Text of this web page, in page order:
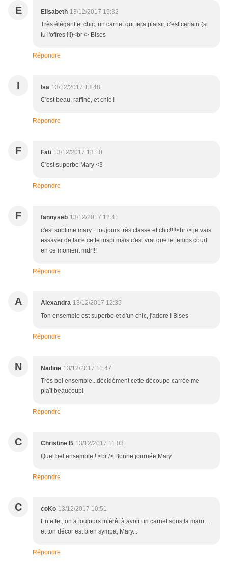
E Elisabeth 13/12/2017 15:32
Très élégant et chic, un carnet qui fera plaisir, c'est certain (si
tu l'offres !!!)<br /> Bises
Répondre
I Isa 13/12/2017 13:48
C'est beau, raffiné, et chic !
Répondre
F Fati 13/12/2017 13:10
C'est superbe Mary <3
Répondre
F fannyseb 13/12/2017 12:41
c'est sublime mary... toujours très classe et chic!!!!<br /> je vais
essayer de faire cette inspi mais c'est vrai que le temps court
en ce moment mdr!!!
Répondre
A Alexandra 13/12/2017 12:35
Ton ensemble est superbe et d'un chic, j'adore ! Bises
Répondre
N Nadine 13/12/2017 11:47
Très bel ensemble...décidément cette découpe carrée me
plaît beaucoup!
Répondre
C Christine B 13/12/2017 11:03
Quel bel ensemble ! <br /> Bonne journée Mary
Répondre
C coKo 13/12/2017 10:51
En effet, on a toujours intérêt à avoir un carnet sous la main...
et ton décor est bien sympa, Mary...
Répondre